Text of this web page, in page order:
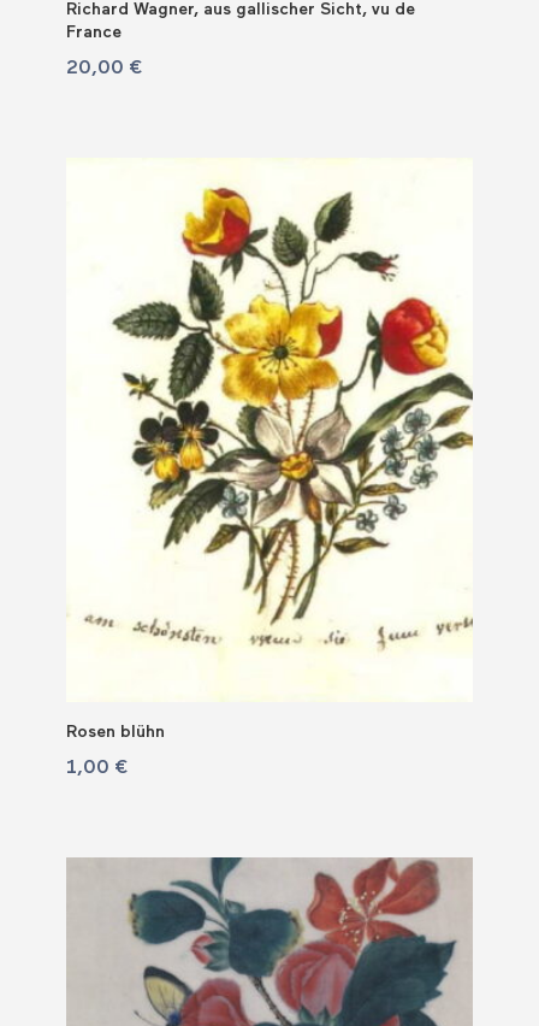
Richard Wagner, aus gallischer Sicht, vu de
France
20,00 €
Rosen blühn
1,00 €